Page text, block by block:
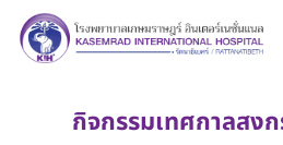
กิจกรรมเทศกาลสง